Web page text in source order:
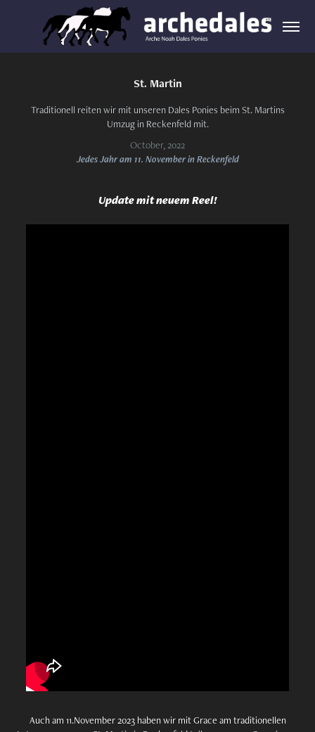
St. Martin
Traditionell reiten wir mit unseren Dales Ponies beim St. Martins
Umzug in Reckenfeld mit.
October, 2022
Jedes Jahr am 11. November in Reckenfeld
Update mit neuem Reel!
Auch am 11.November 2023 haben wir mit Grace am traditionellen